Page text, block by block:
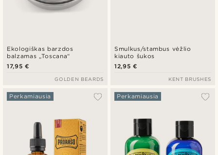
Ekologiškas barzdos
balzamas „Toscana“
17,95 €
GOLDEN BEARDS
Smulkus/stambus vėžlio
kiauto šukos
12,95 €
KENT BRUSHES
Perkamiausia Perkamiausia